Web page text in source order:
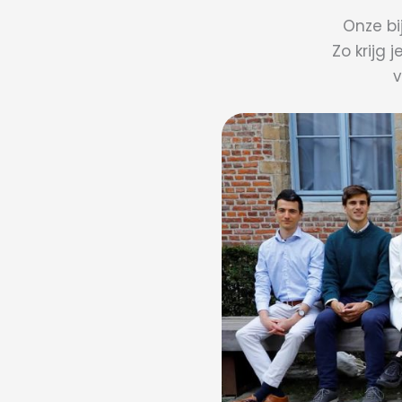
Onze
Zo krijg